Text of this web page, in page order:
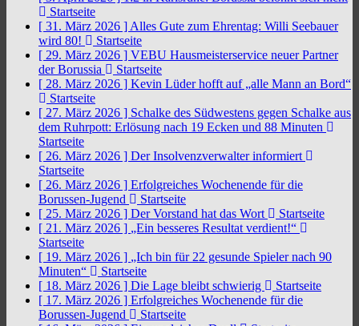
Startseite
[ 31. März 2026 ] Alles Gute zum Ehrentag: Willi Seebauer
wird 80!
Startseite
[ 29. März 2026 ] VEBU Hausmeisterservice neuer Partner
der Borussia
Startseite
[ 28. März 2026 ] Kevin Lüder hofft auf „alle Mann an Bord“
Startseite
[ 27. März 2026 ] Schalke des Südwestens gegen Schalke aus
dem Ruhrpott: Erlösung nach 19 Ecken und 88 Minuten
Startseite
[ 26. März 2026 ] Der Insolvenzverwalter informiert
Startseite
[ 26. März 2026 ] Erfolgreiches Wochenende für die
Borussen-Jugend
Startseite
[ 25. März 2026 ] Der Vorstand hat das Wort
Startseite
[ 21. März 2026 ] „Ein besseres Resultat verdient!“
Startseite
[ 19. März 2026 ] „Ich bin für 22 gesunde Spieler nach 90
Minuten“
Startseite
[ 18. März 2026 ] Die Lage bleibt schwierig
Startseite
[ 17. März 2026 ] Erfolgreiches Wochenende für die
Borussen-Jugend
Startseite